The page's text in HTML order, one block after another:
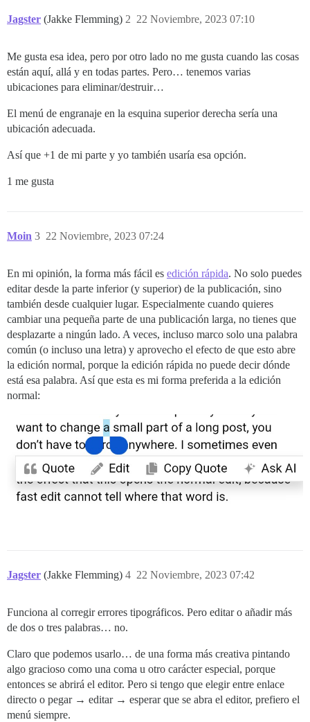
Jagster (Jakke Flemming) 22 Noviembre, 2023 07:10
2
Me gusta esa idea, pero por otro lado no me gusta cuando las cosas
están aquí, allá y en todas partes. Pero… tenemos varias
ubicaciones para eliminar/destruir…
El menú de engranaje en la esquina superior derecha sería una
ubicación adecuada.
Así que +1 de mi parte y yo también usaría esa opción.
1 me gusta
Moin 22 Noviembre, 2023 07:24
3
En mi opinión, la forma más fácil es edición rápida. No solo puedes
editar desde la parte inferior (y superior) de la publicación, sino
también desde cualquier lugar. Especialmente cuando quieres
cambiar una pequeña parte de una publicación larga, no tienes que
desplazarte a ningún lado. A veces, incluso marco solo una palabra
común (o incluso una letra) y aprovecho el efecto de que esto abre
la edición normal, porque la edición rápida no puede decir dónde
está esa palabra. Así que esta es mi forma preferida a la edición
normal:
Jagster (Jakke Flemming) 22 Noviembre, 2023 07:42
4
Funciona al corregir errores tipográficos. Pero editar o añadir más
de dos o tres palabras… no.
Claro que podemos usarlo… de una forma más creativa pintando
algo gracioso como una coma u otro carácter especial, porque
entonces se abrirá el editor. Pero si tengo que elegir entre enlace
directo o pegar → editar → esperar que se abra el editor, prefiero el
menú siempre.